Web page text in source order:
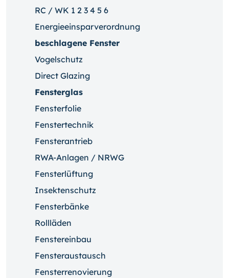
RC / WK 1 2 3 4 5 6
Energieeinsparverordnung
beschlagene Fenster
Vogelschutz
Direct Glazing
Fensterglas
Fensterfolie
Fenstertechnik
Fensterantrieb
RWA-Anlagen / NRWG
Fensterlüftung
Insektenschutz
Fensterbänke
Rollläden
Fenstereinbau
Fensteraustausch
Fensterrenovierung